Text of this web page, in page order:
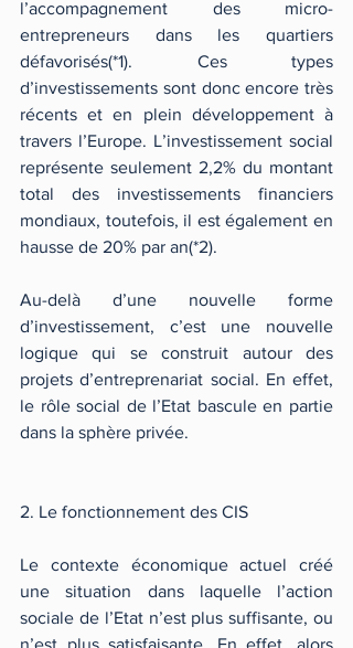
l’accompagnement des micro-
entrepreneurs dans les quartiers
défavorisés(*1). Ces types
d’investissements sont donc encore très
récents et en plein développement à
travers l’Europe. L’investissement social
représente seulement 2,2% du montant
total des investissements financiers
mondiaux, toutefois, il est également en
hausse de 20% par an(*2).
Au-delà d’une nouvelle forme
d’investissement, c’est une nouvelle
logique qui se construit autour des
projets d’entreprenariat social. En effet,
le rôle social de l’Etat bascule en partie
dans la sphère privée.
2. Le fonctionnement des CIS
Le contexte économique actuel créé
une situation dans laquelle l’action
sociale de l’Etat n’est plus suffisante, ou
n’est plus satisfaisante. En effet, alors